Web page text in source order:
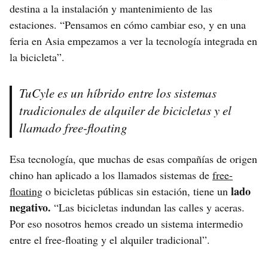
destina a la instalación y mantenimiento de las
estaciones. “Pensamos en cómo cambiar eso, y en una
feria en Asia empezamos a ver la tecnología integrada en
la bicicleta”.
TuCyle es un híbrido entre los sistemas
tradicionales de alquiler de bicicletas y el
llamado free-floating
Esa tecnología, que muchas de esas compañías de origen
chino han aplicado a los llamados sistemas de free-
floating o bicicletas públicas sin estación, tiene un lado
negativo. “Las bicicletas indundan las calles y aceras.
Por eso nosotros hemos creado un sistema intermedio
entre el free-floating y el alquiler tradicional”.